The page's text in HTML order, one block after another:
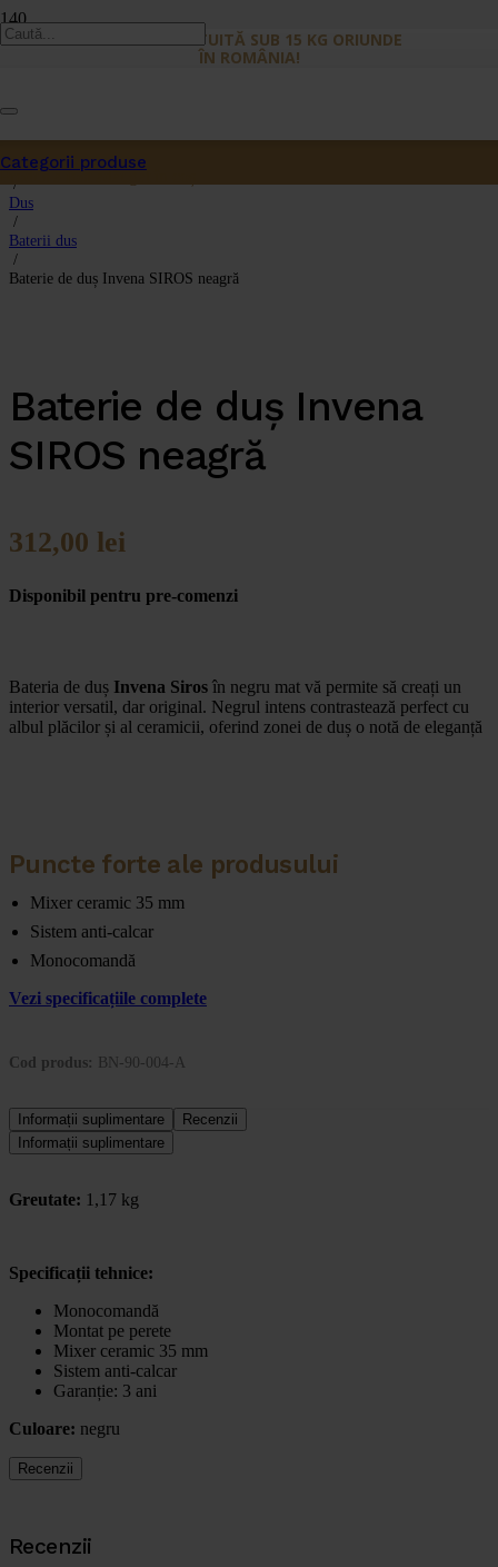
LIVRARE GRATUITĂ SUB 15 KG ORIUNDE
ÎN ROMÂNIA!
Produsa fost adăugat în coș.
Categorii produse
Prima pagină
/
Dus
/
Baterii dus
/
Baterie de duș Invena SIROS neagră
Baterie de duș Invena
SIROS neagră
312,00 lei
Disponibil pentru pre-comenzi
Bateria de duș Invena Siros în negru mat vă permite să creați un
interior versatil, dar original. Negrul intens contrastează perfect cu
albul plăcilor și al ceramicii, oferind zonei de duș o notă de eleganță
Puncte forte ale produsului
Mixer ceramic 35 mm
Sistem anti-calcar
Monocomandă
Vezi specificațiile complete
Cod produs: BN-90-004-A
Informații suplimentare
Recenzii
Informații suplimentare
Greutate: 1,17 kg
Specificații tehnice:
Monocomandă
Montat pe perete
Mixer ceramic 35 mm
Sistem anti-calcar
Garanție: 3 ani
Culoare: negru
Recenzii
Recenzii